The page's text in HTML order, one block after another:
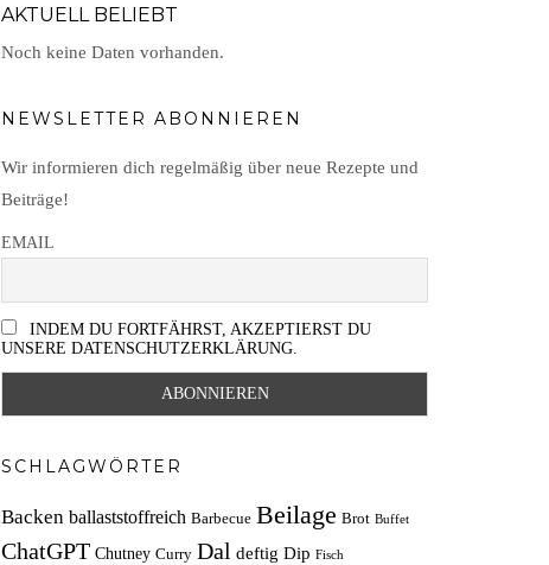
AKTUELL BELIEBT
Noch keine Daten vorhanden.
NEWSLETTER ABONNIEREN
Wir informieren dich regelmäßig über neue Rezepte und
Beiträge!
EMAIL
INDEM DU FORTFÄHRST, AKZEPTIERST DU
UNSERE DATENSCHUTZERKLÄRUNG.
SCHLAGWÖRTER
Backen ballaststoffreich Barbecue Beilage Brot Buffet
ChatGPT Chutney Curry Dal deftig Dip Fisch